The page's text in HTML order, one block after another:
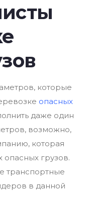
которые
опасных
даже один
возможно,
которая
опасных грузов.
транспортные
в данной